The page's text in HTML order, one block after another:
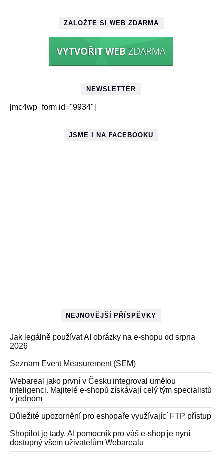
ZALOŽTE SI WEB ZDARMA
NEWSLETTER
[mc4wp_form id="9934"]
JSME I NA FACEBOOKU
NEJNOVĚJŠÍ PŘÍSPĚVKY
Jak legálně používat AI obrázky na e-shopu od srpna
2026
Seznam Event Measurement (SEM)
Webareal jako první v Česku integroval umělou
inteligenci. Majitelé e-shopů získávají celý tým specialistů
v jednom
Důležité upozornění pro eshopaře využívající FTP přístup
Shopilot je tady. AI pomocník pro váš e-shop je nyní
dostupný všem uživatelům Webarealu